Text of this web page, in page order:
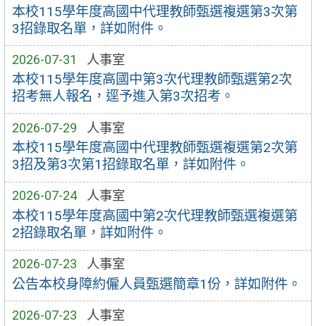
本校115學年度高國中代理教師甄選複選第3次第
3招錄取名單，詳如附件。
2026-07-31 人事室
本校115學年度高國中第3次代理教師甄選第2次
招考無人報名，逕予進入第3次招考。
2026-07-29 人事室
本校115學年度高國中代理教師甄選複選第2次第
3招及第3次第1招錄取名單，詳如附件。
2026-07-24 人事室
本校115學年度高國中第2次代理教師甄選複選第
2招錄取名單，詳如附件。
2026-07-23 人事室
公告本校身障約僱人員甄選簡章1份，詳如附件。
2026-07-23 人事室